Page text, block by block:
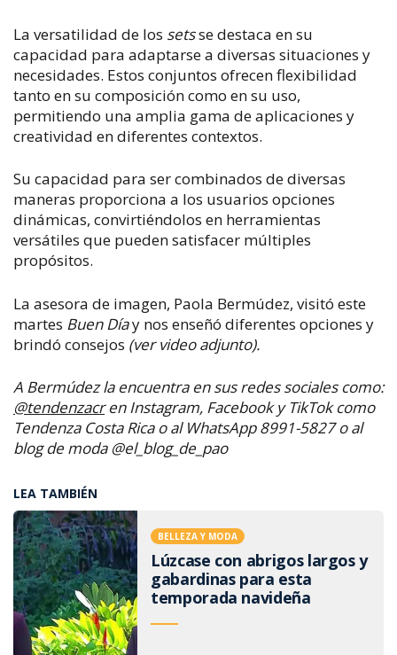
La versatilidad de los setsse destaca en su
capacidad para adaptarse a diversas situaciones y
necesidades. Estos conjuntos ofrecen flexibilidad
tanto en su composición como en su uso,
permitiendo una amplia gama de aplicaciones y
creatividad en diferentes contextos.
Su capacidad para ser combinados de diversas
maneras proporciona a los usuarios opciones
dinámicas, convirtiéndolos en herramientas
versátiles que pueden satisfacer múltiples
propósitos.
La asesora de imagen, Paola Bermúdez, visitó este
martes Buen Díay nos enseñó diferentes opciones y
brindó consejos (ver video adjunto).
A Bermúdez la encuentra en sus redes sociales como:
@tendenzacren Instagram, Facebook y TikTok como
Tendenza Costa Rica o al WhatsApp 8991-5827 o al
blog de moda @el_blog_de_pao
LEA TAMBIÉN
BELLEZA Y MODA
Lúzcase con abrigos largos y
gabardinas para esta
temporada navideña